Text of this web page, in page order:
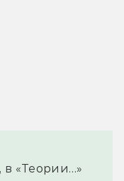
«Теории…»